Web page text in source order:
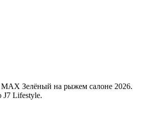
Зелёный на рыжем салоне 2026.
J7 Lifestyle.